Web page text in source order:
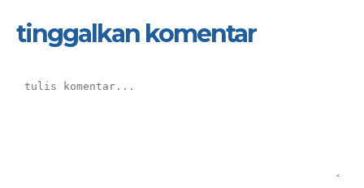
tinggalkan komentar